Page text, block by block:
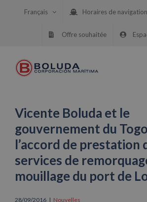
Français Horaires de navigation
Offre souhaitée
Vicente Boluda et le
gouvernement du
l’accord de prestation
services de
mouillage du port de
28/09/2016 | Nouvelles